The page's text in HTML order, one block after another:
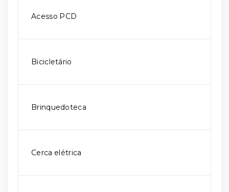
Acesso PCD
Bicicletário
Brinquedoteca
Cerca elétrica